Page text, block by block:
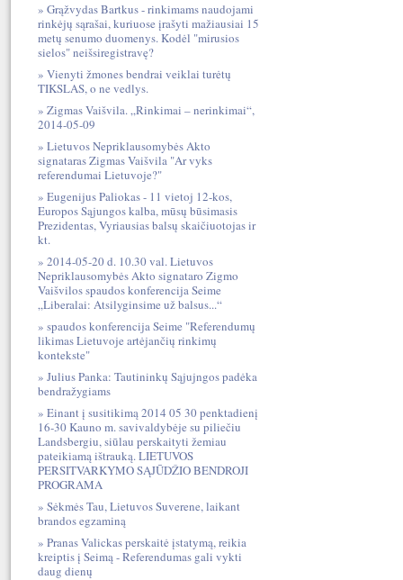
Grąžvydas Bartkus - rinkimams naudojami
rinkėjų sąrašai, kuriuose įrašyti mažiausiai 15
metų senumo duomenys. Kodėl "mirusios
sielos" neišsiregistravę?
Vienyti žmones bendrai veiklai turėtų
TIKSLAS, o ne vedlys.
Zigmas Vaišvila. „Rinkimai – nerinkimai“,
2014-05-09
Lietuvos Nepriklausomybės Akto
signataras Zigmas Vaišvila "Ar vyks
referendumai Lietuvoje?"
Eugenijus Paliokas - 11 vietoj 12-kos,
Europos Sąjungos kalba, mūsų būsimasis
Prezidentas, Vyriausias balsų skaičiuotojas ir
kt.
2014-05-20 d. 10.30 val. Lietuvos
Nepriklausomybės Akto signataro Zigmo
Vaišvilos spaudos konferencija Seime
„Liberalai: Atsilyginsime už balsus...“
spaudos konferencija Seime "Referendumų
likimas Lietuvoje artėjančių rinkimų
kontekste"
Julius Panka: Tautininkų Sąjujngos padėka
bendražygiams
Einant į susitikimą 2014 05 30 penktadienį
16-30 Kauno m. savivaldybėje su piliečiu
Landsbergiu, siūlau perskaityti žemiau
pateikiamą ištrauką. LIETUVOS
PERSITVARKYMO SĄJŪDŽIO BENDROJI
PROGRAMA
Sėkmės Tau, Lietuvos Suverene, laikant
brandos egzaminą
Pranas Valickas perskaitė įstatymą, reikia
kreiptis į Seimą - Referendumas gali vykti
daug dienų